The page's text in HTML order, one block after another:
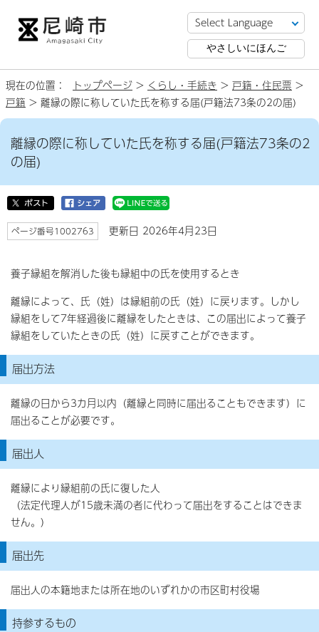
やさしいにほんご
現在の位置： トップページ > くらし・手続き > 戸籍・住民票 >
戸籍 > 離縁の際に称していた氏を称する届(戸籍法73条の2の届)
離縁の際に称していた氏を称する届(戸籍法73条の2
の届)
ページ番号1002763 更新日 2026年4月23日
養子縁組を解消した後も縁組中の氏を使用するとき
離縁によって、氏（姓）は縁組前の氏（姓）に戻ります。しかし
縁組をして7年経過後に離縁をしたときは、この届出によって養子
縁組をしていたときの氏（姓）に戻すことができます。
届出方法
離縁の日から3カ月以内（離縁と同時に届出ることもできます）に
届出ることが必要です。
届出人
離縁により縁組前の氏に復した人
（法定代理人が15歳未満の者に代わって届出をすることはできま
せん。）
届出先
届出人の本籍地または所在地のいずれかの市区町村役場
持参するもの